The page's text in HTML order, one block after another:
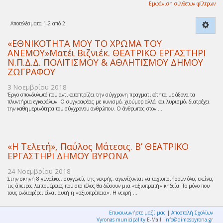
Εμφάνιση σύνθετων φίλτρων
Αποτελέσματα 1-2 από 2
«ΕΘΝΙΚΟΤΗΤΑ ΜΟΥ ΤΟ ΧΡΩΜΑ ΤΟΥ
ΑΝΕΜΟΥ»Ματέι Βιζνιέκ. ΘΕΑΤΡΙΚΟ ΕΡΓΑΣΤΗΡΙ
Ν.Π.Δ.Δ. ΠΟΛΙΤΙΣΜΟΥ & ΑΘΛΗΤΙΣΜΟΥ ΔΗΜΟΥ
ΖΩΓΡΑΦΟΥ
3 Νοεμβρίου 2018
Έργο σπονδυλωτό που αντικατοπτρίζει την σύγχρονη πραγματικότητα με άξονα τα
πλυντήρια εγκεφάλων. Ο συγγραφέας με κυνισμό, χιούμορ αλλά και λυρισμό, διατρέχει
την καθημερινότητα του σύγχρονου ανθρώπου. Ο άνθρωπος στον ...
«Η Τελετή», Παύλος Μάτεσις. Β’ ΘΕΑΤΡΙΚΟ
ΕΡΓΑΣΤΗΡΙ ΔΗΜΟΥ ΒΥΡΩΝΑ
24 Νοεμβρίου 2018
Στην σκηνή 8 γυναίκες, συγγενείς της νεκρής, αγωνίζονται να ταχτοποιήσουν όλες εκείνες
τις άπειρες λεπτομέρειες που στο τέλος θα δώσουν μια «αξιοπρεπή» κηδεία. Το μόνο που
τους ενδιαφέρει είναι αυτή η «αξιοπρέπεια». Η νεκρή ...
Επικοινωνήστε μαζί μας | Αποστολή Σχολίων
Vyronas municipality E-Mail: info@dimosbyrona.gr